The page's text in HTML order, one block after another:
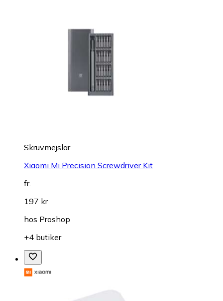
Skruvmejslar
Xiaomi Mi Precision Screwdriver Kit
fr.
197 kr
hos Proshop
+4 butiker